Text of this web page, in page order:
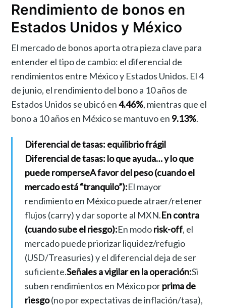
Rendimiento de bonos en
Estados Unidos y México
El mercado de bonos aporta otra pieza clave para
entender el tipo de cambio: el diferencial de
rendimientos entre México y Estados Unidos. El 4
de junio, el rendimiento del bono a 10 años de
Estados Unidos se ubicó en4.46%, mientras que el
bono a 10 años en México se mantuvo en 9.13%.
Diferencial de tasas: equilibrio frágil
Diferencial de tasas: lo que ayuda… y lo que
puede romperseA favor del peso (cuando el
mercado está “tranquilo”):El mayor
rendimiento en México puede atraer/retener
flujos (carry) y dar soporte al MXN.En contra
(cuando sube el riesgo):En modorisk-off, el
mercado puede priorizar liquidez/refugio
(USD/Treasuries) y el diferencial deja de ser
suficiente.Señales a vigilar en la operación:Si
suben rendimientos en México porprima de
riesgo(no por expectativas de inflación/tasa),